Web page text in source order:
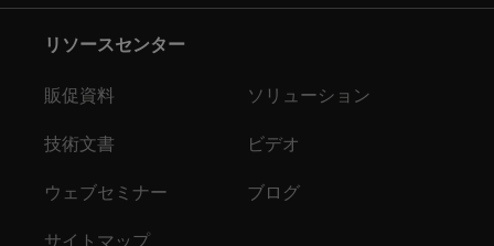
リソースセンター
販促資料 ソリューション
技術文書 ビデオ
ウェブセミナー ブログ
サイトマップ